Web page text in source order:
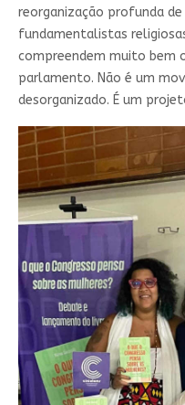
reorganização profunda
fundamentalistas
compreendem muito bem
parlamento. Não é um
desorganizado. É um